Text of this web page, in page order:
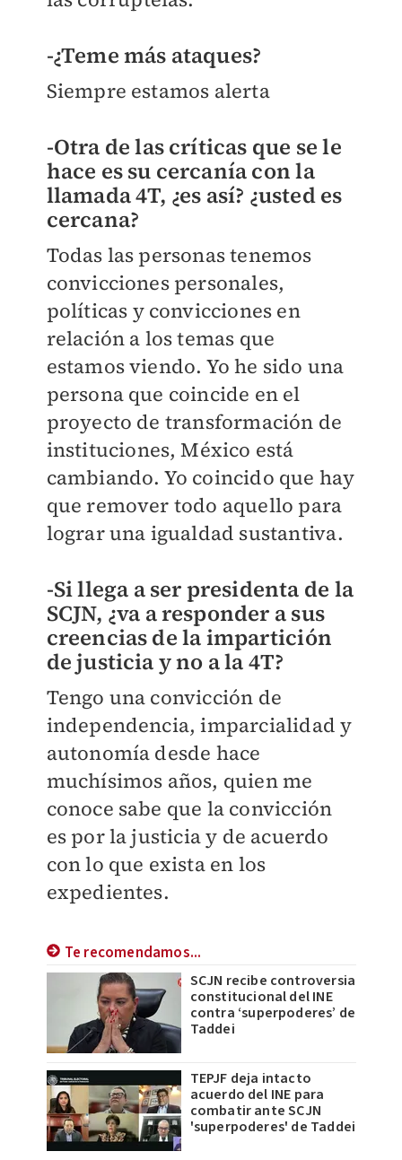
-¿Teme más ataques?
Siempre estamos alerta
-Otra de las críticas que se le
hace es su cercanía con la
llamada 4T, ¿es así? ¿usted es
cercana?
Todas las personas tenemos
convicciones personales,
políticas y convicciones en
relación a los temas que
estamos viendo. Yo he sido una
persona que coincide en el
proyecto de transformación de
instituciones, México está
cambiando. Yo coincido que hay
que remover todo aquello para
lograr una igualdad sustantiva.
-Si llega a ser presidenta de la
SCJN, ¿va a responder a sus
creencias de la impartición
de justicia y no a la 4T?
Tengo una convicción de
independencia, imparcialidad y
autonomía desde hace
muchísimos años, quien me
conoce sabe que la convicción
es por la justicia y de acuerdo
con lo que exista en los
expedientes.
Te recomendamos...
SCJN recibe controversia
constitucional del INE
contra ‘superpoderes’ de
Taddei
TEPJF deja intacto
acuerdo del INE para
combatir ante SCJN
'superpoderes' de Taddei